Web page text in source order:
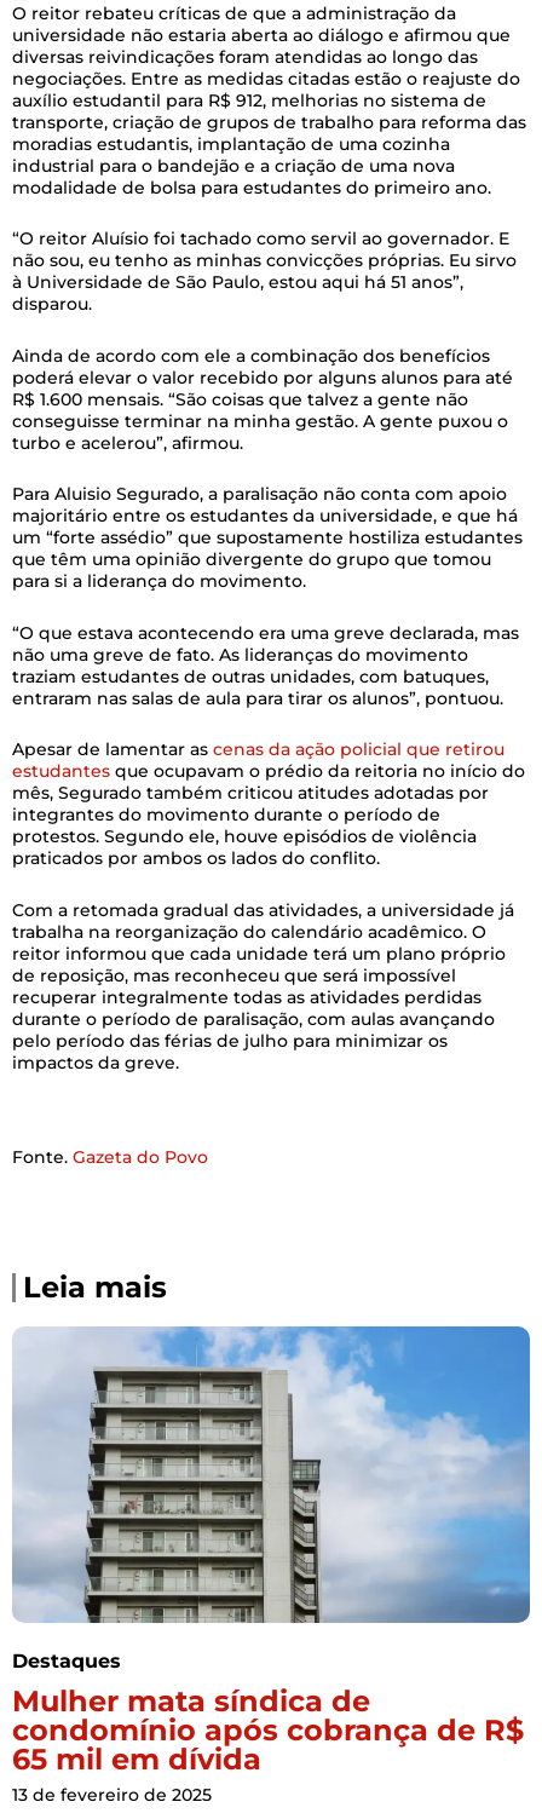
O reitor rebateu críticas de que a administração da
universidade não estaria aberta ao diálogo e afirmou que
diversas reivindicações foram atendidas ao longo das
negociações. Entre as medidas citadas estão o reajuste do
auxílio estudantil para R$ 912, melhorias no sistema de
transporte, criação de grupos de trabalho para reforma das
moradias estudantis, implantação de uma cozinha
industrial para o bandejão e a criação de uma nova
modalidade de bolsa para estudantes do primeiro ano.
“O reitor Aluísio foi tachado como servil ao governador. E
não sou, eu tenho as minhas convicções próprias. Eu sirvo
à Universidade de São Paulo, estou aqui há 51 anos”,
disparou.
Ainda de acordo com ele a combinação dos benefícios
poderá elevar o valor recebido por alguns alunos para até
R$ 1.600 mensais. “São coisas que talvez a gente não
conseguisse terminar na minha gestão. A gente puxou o
turbo e acelerou”, afirmou.
Para Aluisio Segurado, a paralisação não conta com apoio
majoritário entre os estudantes da universidade, e que há
um “forte assédio” que supostamente hostiliza estudantes
que têm uma opinião divergente do grupo que tomou
para si a liderança do movimento.
“O que estava acontecendo era uma greve declarada, mas
não uma greve de fato. As lideranças do movimento
traziam estudantes de outras unidades, com batuques,
entraram nas salas de aula para tirar os alunos”, pontuou.
Apesar de lamentar as cenas da ação policial que retirou
estudantes que ocupavam o prédio da reitoria no início do
mês, Segurado também criticou atitudes adotadas por
integrantes do movimento durante o período de
protestos. Segundo ele, houve episódios de violência
praticados por ambos os lados do conflito.
Com a retomada gradual das atividades, a universidade já
trabalha na reorganização do calendário acadêmico. O
reitor informou que cada unidade terá um plano próprio
de reposição, mas reconheceu que será impossível
recuperar integralmente todas as atividades perdidas
durante o período de paralisação, com aulas avançando
pelo período das férias de julho para minimizar os
impactos da greve.
Fonte. Gazeta do Povo
Leia mais
Destaques
Mulher mata síndica de
condomínio após cobrança de R$
65 mil em dívida
13 de fevereiro de 2025